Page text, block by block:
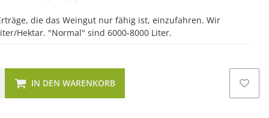
die das Weingut nur fähig ist, einzufahren. Wir
Hektar. "Normal" sind 6000-8000 Liter.
IN DEN WARENKORB